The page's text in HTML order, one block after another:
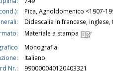
Pica, Agnoldomenico <1907-
Didascalie in francese, inglese,
Materiale a stampa
Monografia
Italiano
Nr.:
990000040120403321